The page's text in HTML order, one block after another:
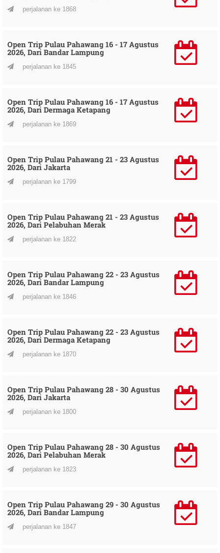
perjalanan ke 1868
Open Trip Pulau Pahawang 16 - 17 Agustus
2026, Dari Bandar Lampung
perjalanan ke 1845
Open Trip Pulau Pahawang 16 - 17 Agustus
2026, Dari Dermaga Ketapang
perjalanan ke 1869
Open Trip Pulau Pahawang 21 - 23 Agustus
2026, Dari Jakarta
perjalanan ke 1799
Open Trip Pulau Pahawang 21 - 23 Agustus
2026, Dari Pelabuhan Merak
perjalanan ke 1822
Open Trip Pulau Pahawang 22 - 23 Agustus
2026, Dari Bandar Lampung
perjalanan ke 1846
Open Trip Pulau Pahawang 22 - 23 Agustus
2026, Dari Dermaga Ketapang
perjalanan ke 1870
Open Trip Pulau Pahawang 28 - 30 Agustus
2026, Dari Jakarta
perjalanan ke 1800
Open Trip Pulau Pahawang 28 - 30 Agustus
2026, Dari Pelabuhan Merak
perjalanan ke 1823
Open Trip Pulau Pahawang 29 - 30 Agustus
2026, Dari Bandar Lampung
perjalanan ke 1847